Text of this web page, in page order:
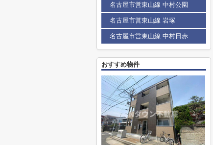
名古屋市営東山線 中村公園
名古屋市営東山線 岩塚
名古屋市営東山線 中村日赤
おすすめ物件